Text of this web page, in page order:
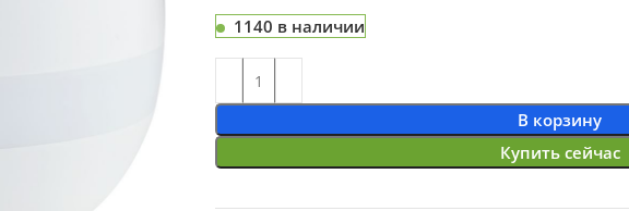
1140 в наличии
В корзину
Купить сейчас